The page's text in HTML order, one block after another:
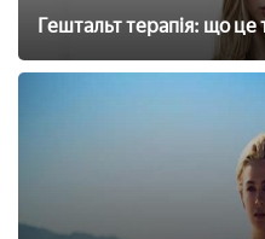
Гештальт терапія: що це